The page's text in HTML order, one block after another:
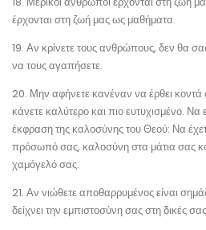
έρχονται στη ζωή μας ως μαθήματα.
19. Αν κρίνετε τους ανθρώπους, δεν θα
να τους αγαπήσετε.
20. Μην αφήνετε κανέναν να έρθει κοντά
κάνετε καλύτερο και πιο ευτυχισμένο. Να
έκφραση της καλοσύνης του Θεού: Να
πρόσωπό σας, καλοσύνη στα μάτια σας
χαμόγελό σας.
21. Αν νιώθετε αποθαρρυμένος είναι
δείχνει την εμπιστοσύνη σας στη δικές